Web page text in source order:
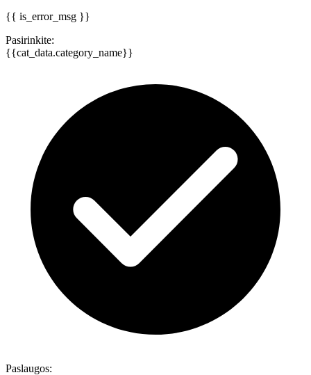
{{ is_error_msg }}
Pasirinkite:
{{cat_data.category_name}}
Paslaugos: